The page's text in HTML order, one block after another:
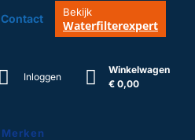
Contact
Bekijk
Waterfilterexpert
Inloggen
Winkelwagen
€ 0,00
Merken